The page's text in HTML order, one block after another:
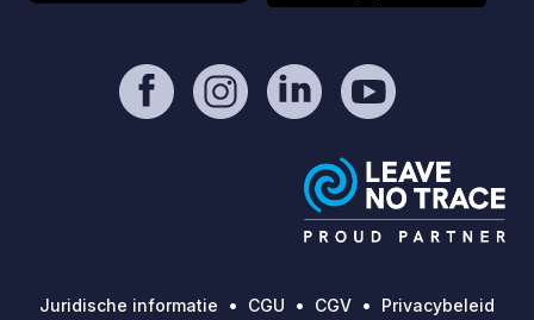
Juridische informatie CGU CGV Privacybeleid